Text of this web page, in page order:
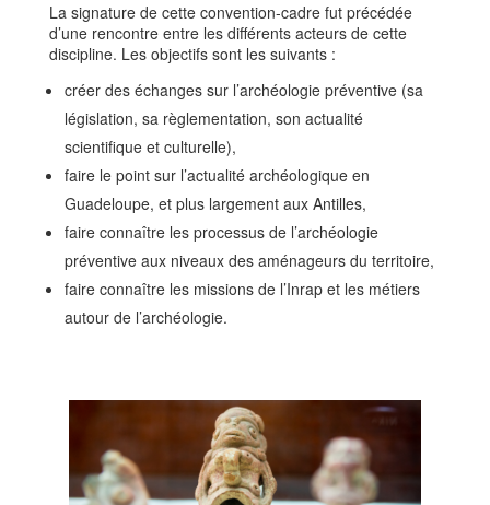
La signature de cette convention-cadre fut précédée
d’une rencontre entre les différents acteurs de cette
discipline. Les objectifs sont les suivants :
créer des échanges sur l’archéologie préventive (sa
législation, sa règlementation, son actualité
scientifique et culturelle),
faire le point sur l’actualité archéologique en
Guadeloupe, et plus largement aux Antilles,
faire connaître les processus de l’archéologie
préventive aux niveaux des aménageurs du territoire,
faire connaître les missions de l’Inrap et les métiers
autour de l’archéologie.